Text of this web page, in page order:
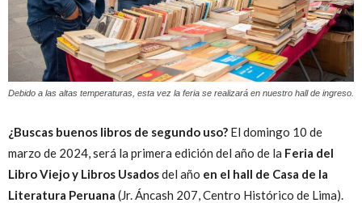
Debido a las altas temperaturas, esta vez la feria se realizará en nuestro hall de ingreso.
¿Buscas buenos libros de segundo uso? El domingo 10 de
marzo de 2024, será la primera edición del año de la Feria del
Libro Viejo y Libros Usadosdel año en el hall de Casa de la
Literatura Peruana (Jr. Áncash 207, Centro Histórico de Lima).